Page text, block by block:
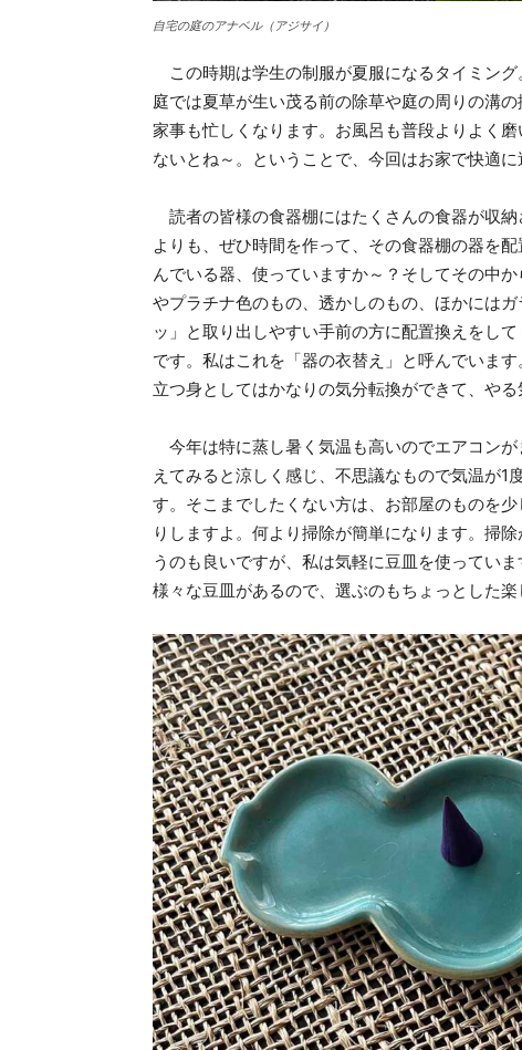
自宅の庭のアナベル（アジサイ）
この時期は学生の制服が夏服になるタイミング
庭では夏草が生い茂る前の除草や庭の周りの溝
家事も忙しくなります。お風呂も普段よりよく
ないとね～。ということで、今回はお家で快適
読者の皆様の食器棚にはたくさんの食器が収
よりも、ぜひ時間を作って、その食器棚の器を
んでいる器、使っていますか～？そしてその中
やプラチナ色のもの、透かしのもの、ほかには
ッ」と取り出しやすい手前の方に配置換えをし
です。私はこれを「器の衣替え」と呼んでいま
立つ身としてはかなりの気分転換ができて、やる
今年は特に蒸し暑く気温も高いのでエアコン
えてみると涼しく感じ、不思議なもので気温が
す。そこまでしたくない方は、お部屋のものを
りしますよ。何より掃除が簡単になります。掃
うのも良いですが、私は気軽に豆皿を使ってい
様々な豆皿があるので、選ぶのもちょっとした楽